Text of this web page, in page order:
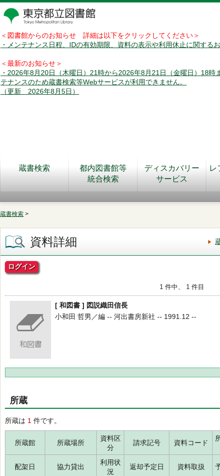
＜図書館からのお知らせ 詳細は以下をクリックしてください＞
・メンテナンス日程、IDの有効期限、資料の表示や利用休止に関する
＜最新のお知らせ＞
・2026年8月20日（木曜日）21時から2026年8月21日（金曜日）18時
テナンスのため蔵書検索等Webサービスが利用できません。
（更新 2026年8月5日）
蔵書検索
都内図書館等
統合検索
ディスカバリー
サービス
レ
蔵書検索 >
資料詳細
ログイン
1 件中、 1 件目
[ 和図書 ] 図説織田信長
小和田 哲男／編 -- 河出書房新社 -- 1991.12 --
所蔵
所蔵は 1 件です。
所蔵館 所蔵場所
資料区
分
請求記号 資料コード
配架日 協力貸出
利用状
況
返却予定日 資料取扱